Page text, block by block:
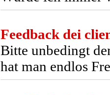
Feedback dei
Bitte unbedingt
hat man endlos